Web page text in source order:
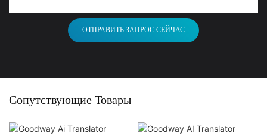
ОТПРАВИТЬ ЗАПРОС СЕЙЧАС
Сопутствующие Товары